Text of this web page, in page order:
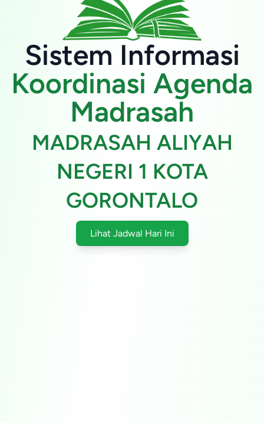
Sistem Informasi
Koordinasi Agenda
Madrasah
MADRASAH ALIYAH
NEGERI 1 KOTA
GORONTALO
Lihat Jadwal Hari Ini